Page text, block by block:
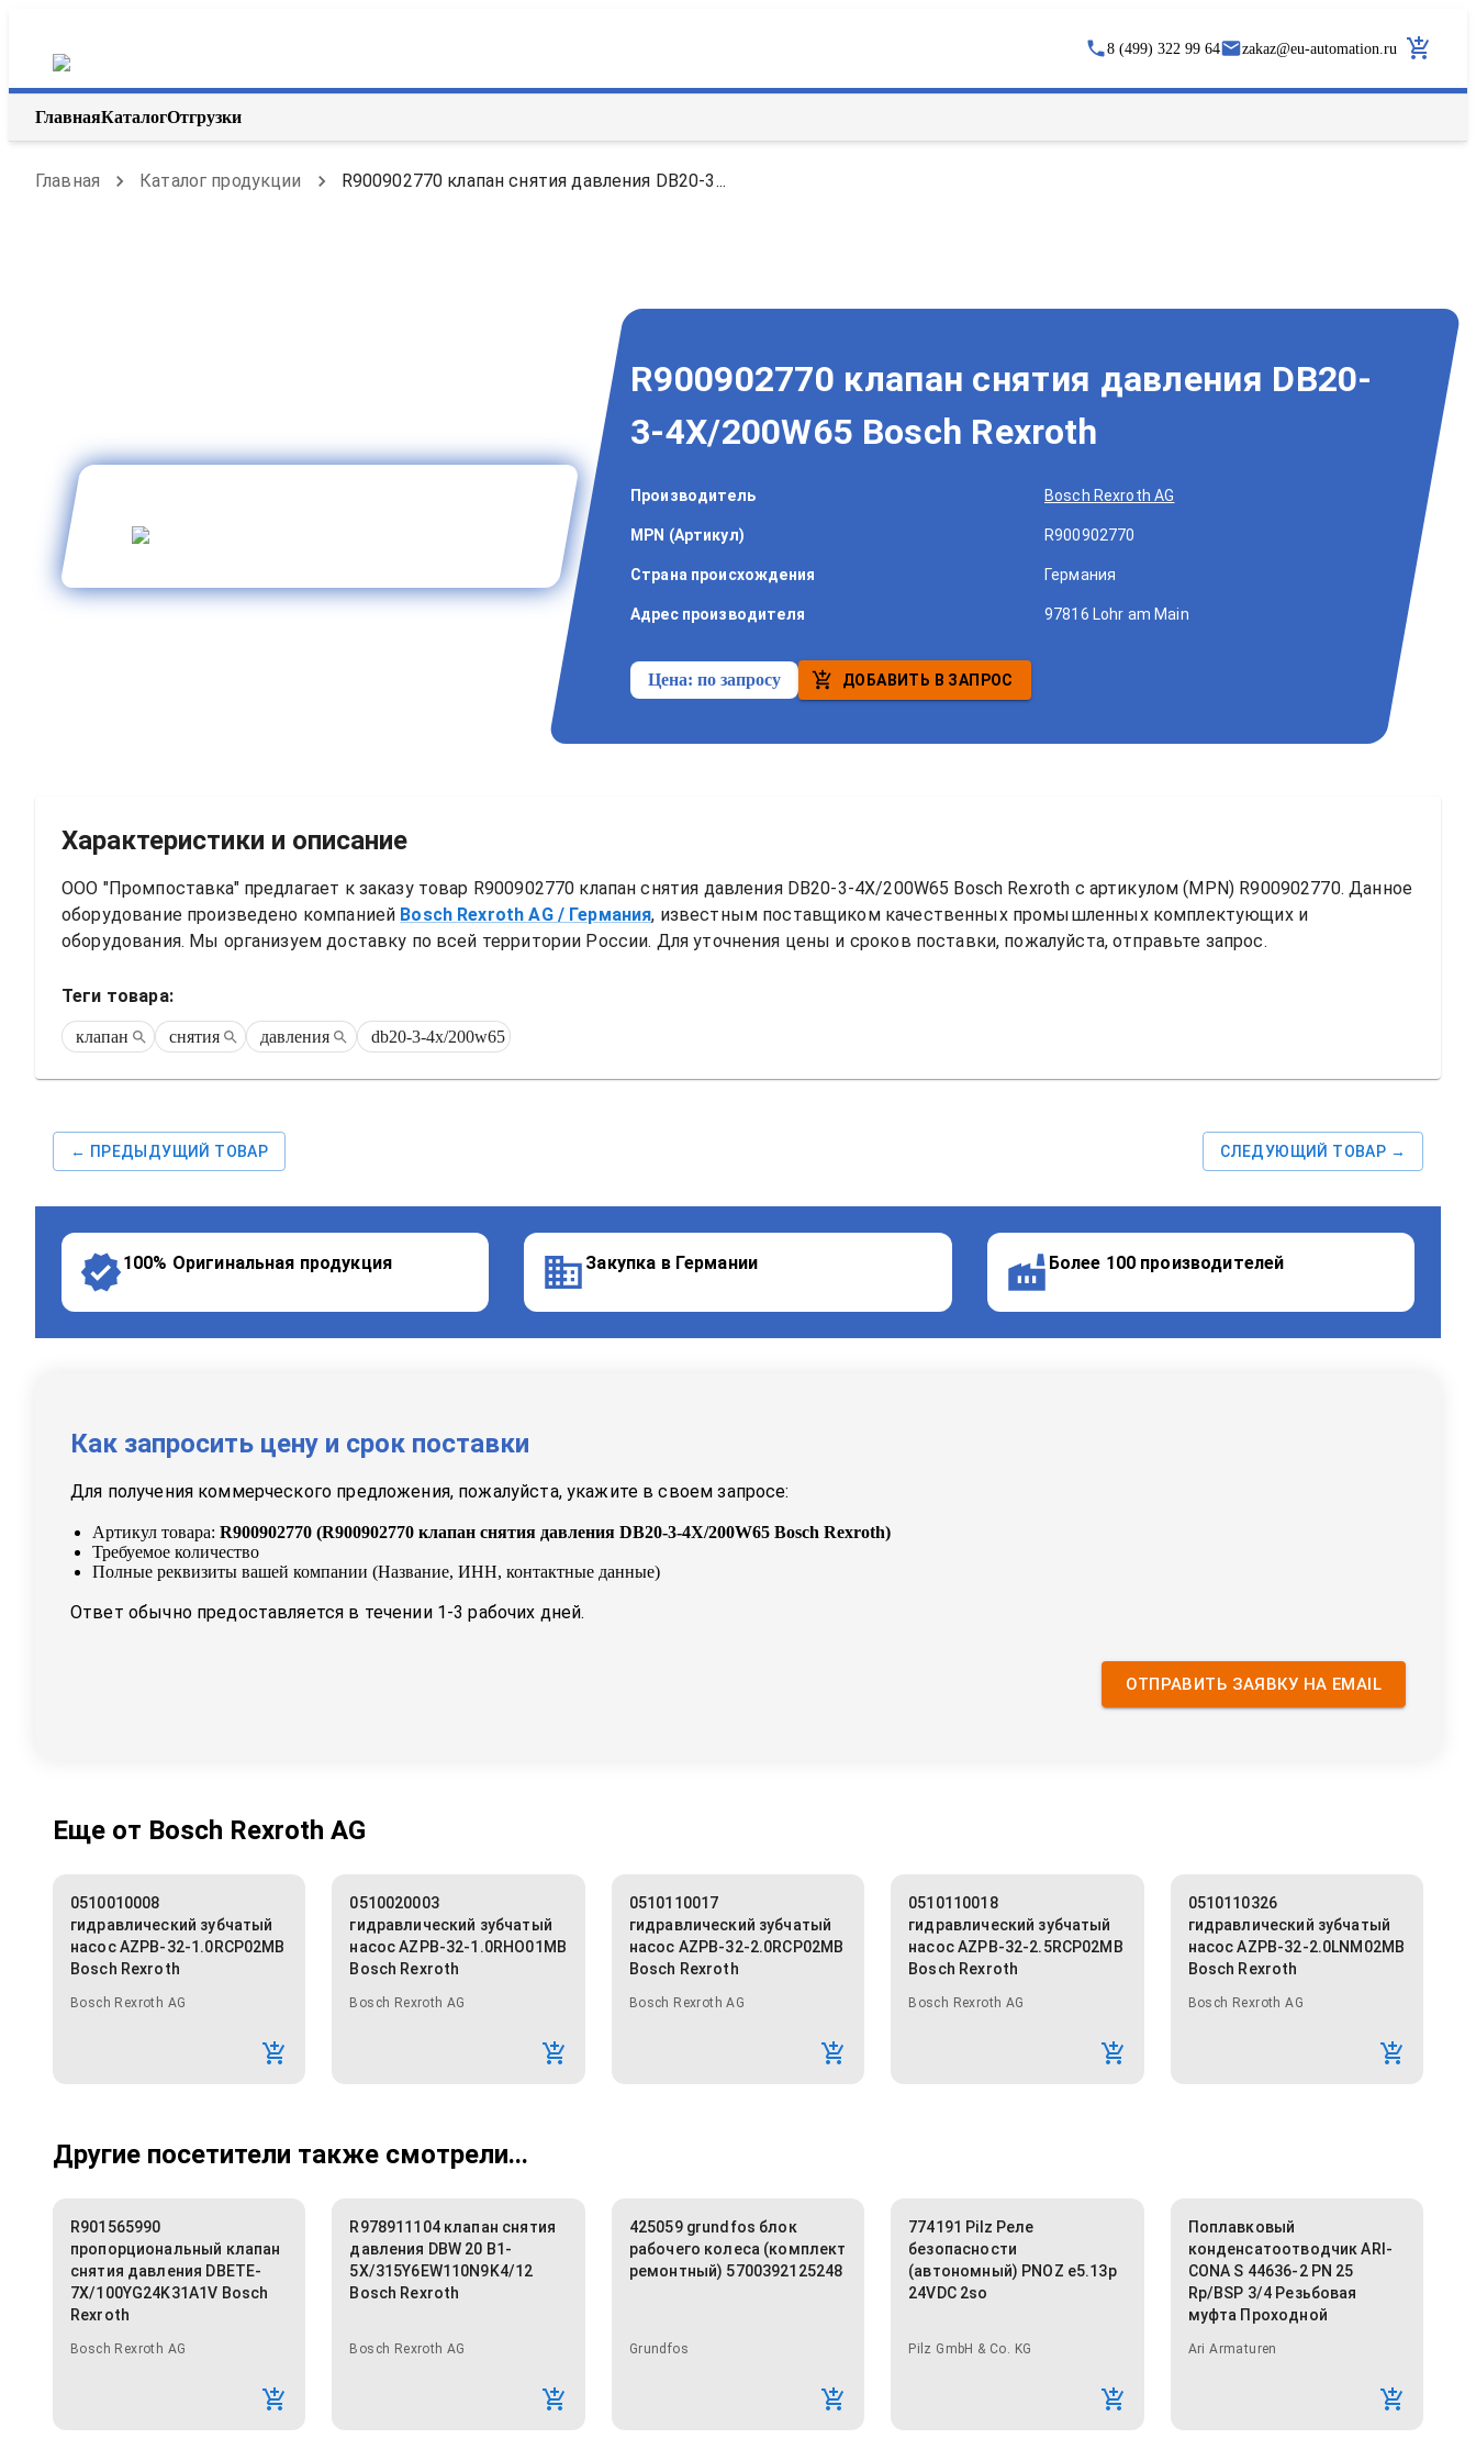
8 (499) 322 99 64 zakaz@eu-automation.ru
ГлавнаяКаталогОтгрузки
Главная Каталог продукции R900902770 клапан снятия давления DB20-3...
R900902770 клапан снятия давления DB20-
3-4X/200W65 Bosch Rexroth
Производитель Bosch Rexroth AG
MPN (Артикул) R900902770
Страна происхождения Германия
Адрес производителя 97816 Lohr am Main
Цена:по запросу ДОБАВИТЬ В ЗАПРОС
Характеристики и описание
ООО "Промпоставка" предлагает к заказу товар R900902770 клапан снятия давления DB20-3-4X/200W65 Bosch Rexroth с артикулом (MPN) R900902770. Данное
оборудование произведено компанией Bosch Rexroth AG / Германия, известным поставщиком качественных промышленных комплектующих и
оборудования. Мы организуем доставку по всей территории России. Для уточнения цены и сроков поставки, пожалуйста, отправьте запрос.
Теги товара:
клапан снятия давления db20-3-4x/200w65
← ПРЕДЫДУЩИЙ ТОВАР СЛЕДУЮЩИЙ ТОВАР →
100% Оригинальная продукция Закупка в Германии Более 100 производителей
Как запросить цену и срок поставки
Для получения коммерческого предложения, пожалуйста, укажите в своем запросе:
Артикул товара: R900902770 (R900902770 клапан снятия давления DB20-3-4X/200W65 Bosch Rexroth)
Требуемое количество
Полные реквизиты вашей компании (Название, ИНН, контактные данные)
Ответ обычно предоставляется в течении 1-3 рабочих дней.
ОТПРАВИТЬ ЗАЯВКУ НА EMAIL
Еще от Bosch Rexroth AG
0510010008
гидравлический зубчатый
насос AZPB-32-1.0RCP02MB
Bosch Rexroth
Bosch Rexroth AG
0510020003
гидравлический зубчатый
насос AZPB-32-1.0RHO01MB
Bosch Rexroth
Bosch Rexroth AG
0510110017
гидравлический зубчатый
насос AZPB-32-2.0RCP02MB
Bosch Rexroth
Bosch Rexroth AG
0510110018
гидравлический зубчатый
насос AZPB-32-2.5RCP02MB
Bosch Rexroth
Bosch Rexroth AG
0510110326
гидравлический зубчатый
насос AZPB-32-2.0LNM02MB
Bosch Rexroth
Bosch Rexroth AG
Другие посетители также смотрели...
R901565990
пропорциональный клапан
снятия давления DBETE-
7X/100YG24K31A1V Bosch
Rexroth
Bosch Rexroth AG
R978911104 клапан снятия
давления DBW 20 B1-
5X/315Y6EW110N9K4/12
Bosch Rexroth
Bosch Rexroth AG
425059 grundfos блок
рабочего колеса (комплект
ремонтный) 5700392125248
Grundfos
774191 Pilz Реле
безопасности
(автономный) PNOZ e5.13p
24VDC 2so
Pilz GmbH & Co. KG
Поплавковый
конденсатоотводчик ARI-
CONA S 44636-2 PN 25
Rp/BSP 3/4 Резьбовая
муфта Проходной
Ari Armaturen